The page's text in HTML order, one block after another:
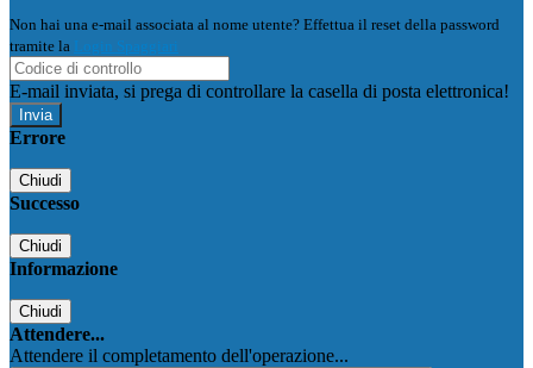
Non hai una e-mail associata al nome utente? Effettua il reset della password
tramite la Login Spaggiari
E-mail inviata, si prega di controllare la casella di posta elettronica!
Errore
Chiudi
Successo
Chiudi
Informazione
Chiudi
Attendere...
Attendere il completamento dell'operazione...